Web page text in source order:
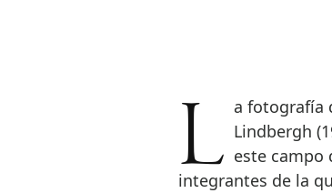
La fotografía de moda no sería lo mismo sin él. El alemán Peter Lindbergh
este campo
integrantes de la